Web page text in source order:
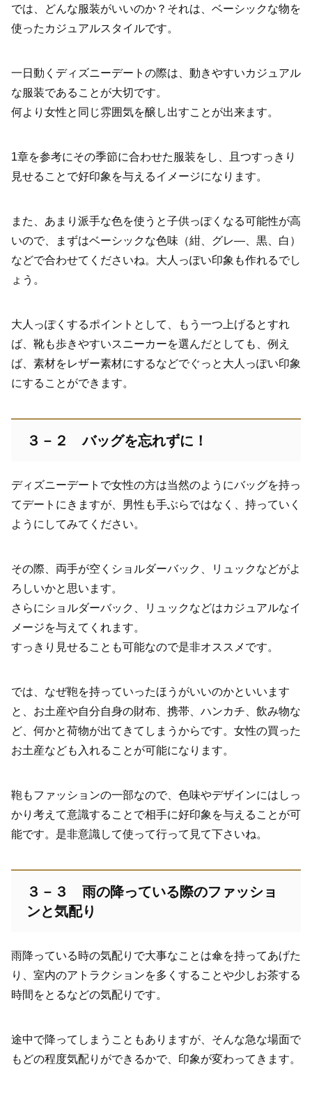
では、どんな服装がいいのか？それは、ベーシックな物を
使ったカジュアルスタイルです。
一日動くディズニーデートの際は、動きやすいカジュアル
な服装であることが大切です。
何より女性と同じ雰囲気を醸し出すことが出来ます。
1章を参考にその季節に合わせた服装をし、且つすっきり
見せることで好印象を与えるイメージになります。
また、あまり派手な色を使うと子供っぽくなる可能性が高
いので、まずはベーシックな色味（紺、グレ―、黒、白）
などで合わせてくださいね。大人っぽい印象も作れるでし
ょう。
大人っぽくするポイントとして、もう一つ上げるとすれ
ば、靴も歩きやすいスニーカーを選んだとしても、例え
ば、素材をレザー素材にするなどでぐっと大人っぽい印象
にすることができます。
３－２ バッグを忘れずに！
ディズニーデートで女性の方は当然のようにバッグを持っ
てデートにきますが、男性も手ぶらではなく、持っていく
ようにしてみてください。
その際、両手が空くショルダーバック、リュックなどがよ
ろしいかと思います。
さらにショルダーバック、リュックなどはカジュアルなイ
メージを与えてくれます。
すっきり見せることも可能なので是非オススメです。
では、なぜ鞄を持っていったほうがいいのかといいます
と、お土産や自分自身の財布、携帯、ハンカチ、飲み物な
ど、何かと荷物が出てきてしまうからです。女性の買った
お土産なども入れることが可能になります。
鞄もファッションの一部なので、色味やデザインにはしっ
かり考えて意識することで相手に好印象を与えることが可
能です。是非意識して使って行って見て下さいね。
３－３ 雨の降っている際のファッショ
ンと気配り
雨降っている時の気配りで大事なことは傘を持ってあげた
り、室内のアトラクションを多くすることや少しお茶する
時間をとるなどの気配りです。
途中で降ってしまうこともありますが、そんな急な場面で
もどの程度気配りができるかで、印象が変わってきます。